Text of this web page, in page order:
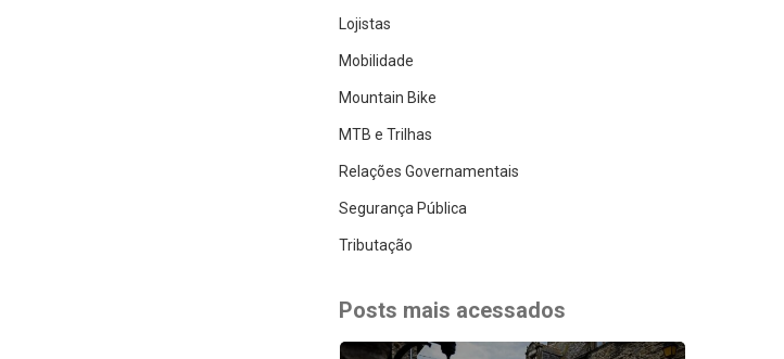
Lojistas
Mobilidade
Mountain Bike
MTB e Trilhas
Relações Governamentais
Segurança Pública
Tributação
Posts mais acessados